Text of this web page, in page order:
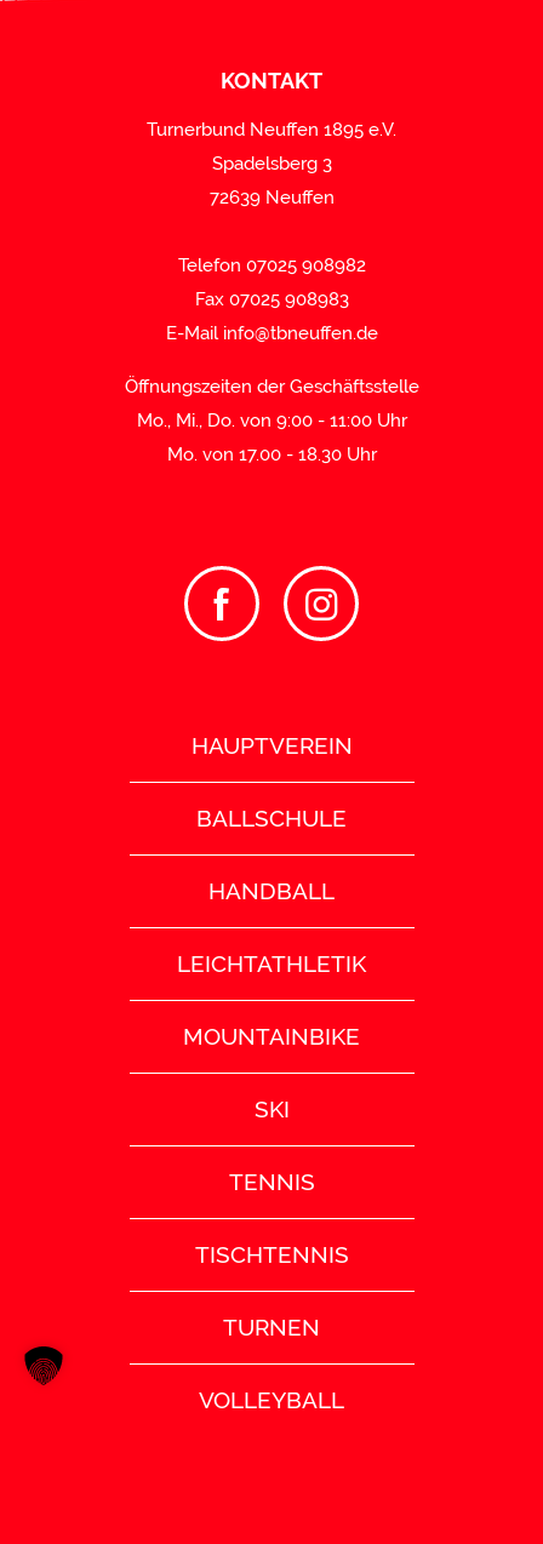
KONTAKT
Turnerbund Neuffen 1895 e.V.
Spadelsberg 3
72639 Neuffen
Telefon 07025 908982
Fax 07025 908983
E-Mail info@tbneuffen.de
Öffnungszeiten der Geschäftsstelle
Mo., Mi., Do. von 9:00 - 11:00 Uhr
Mo. von 17.00 - 18.30 Uhr
HAUPTVEREIN
BALLSCHULE
HANDBALL
LEICHTATHLETIK
MOUNTAINBIKE
SKI
TENNIS
TISCHTENNIS
TURNEN
VOLLEYBALL